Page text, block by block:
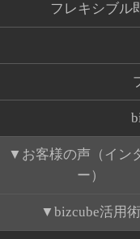
フレキシブル
お客様の声（イン
ー）
bizcube活用術